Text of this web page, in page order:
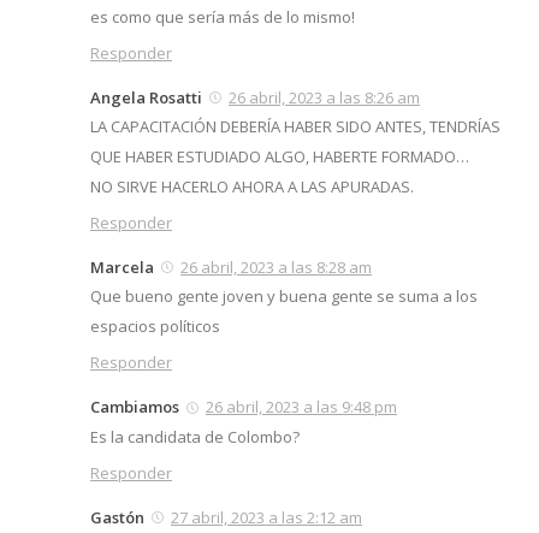
es como que sería más de lo mismo!
Responder
Angela Rosatti
26 abril, 2023 a las 8:26 am
LA CAPACITACIÓN DEBERÍA HABER SIDO ANTES, TENDRÍAS
QUE HABER ESTUDIADO ALGO, HABERTE FORMADO…
NO SIRVE HACERLO AHORA A LAS APURADAS.
Responder
Marcela
26 abril, 2023 a las 8:28 am
Que bueno gente joven y buena gente se suma a los
espacios políticos
Responder
Cambiamos
26 abril, 2023 a las 9:48 pm
Es la candidata de Colombo?
Responder
Gastón
27 abril, 2023 a las 2:12 am